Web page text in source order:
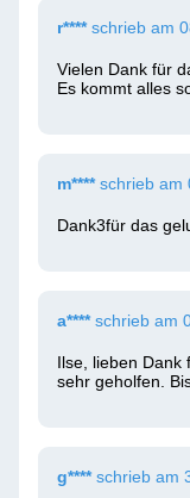
r****schrieb am
Vielen Dank für
Es kommt alles
m****schrieb am
Dank3für das
a****schrieb am
Ilse, lieben Dank
sehr geholfen.
g****schrieb am